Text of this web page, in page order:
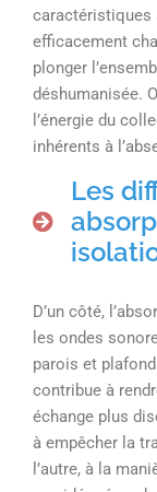
caractéristiques
efficacement
plonger
déshumanisée.
l’énergie du
inhérents à
Les
D’un côté,
les ondes
parois et
contribue à
échange plus
à empêcher la
l’autre, à la